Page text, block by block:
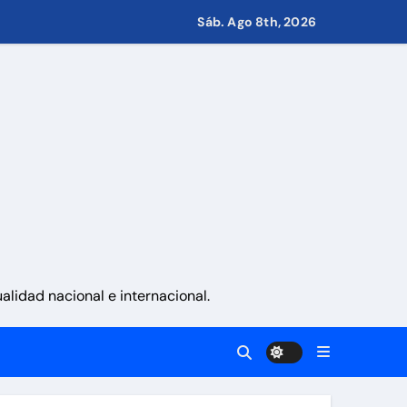
Condominio
propuestas desde las comunidades
a las familias de Venezuela
Sáb. Ago 8th, 2026
nacional e internacional.